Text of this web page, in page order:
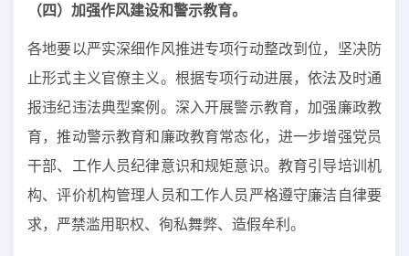
（四）加强作风建设和警示教育。
各地要以严实深细作风推进专项行动整改到位，坚决防
止形式主义官僚主义。根据专项行动进展，依法及时通
报违纪违法典型案例。深入开展警示教育，加强廉政教
育，推动警示教育和廉政教育常态化，进一步增强党员
干部、工作人员纪律意识和规矩意识。教育引导培训机
构、评价机构管理人员和工作人员严格遵守廉洁自律要
求，严禁滥用职权、徇私舞弊、造假牟利。